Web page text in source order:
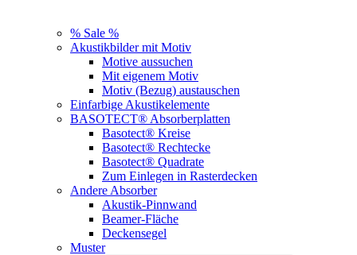
% Sale %
Akustikbilder mit Motiv
Motive aussuchen
Mit eigenem Motiv
Motiv (Bezug) austauschen
Einfarbige Akustikelemente
BASOTECT® Absorberplatten
Basotect® Kreise
Basotect® Rechtecke
Basotect® Quadrate
Zum Einlegen in Rasterdecken
Andere Absorber
Akustik-Pinnwand
Beamer-Fläche
Deckensegel
Muster